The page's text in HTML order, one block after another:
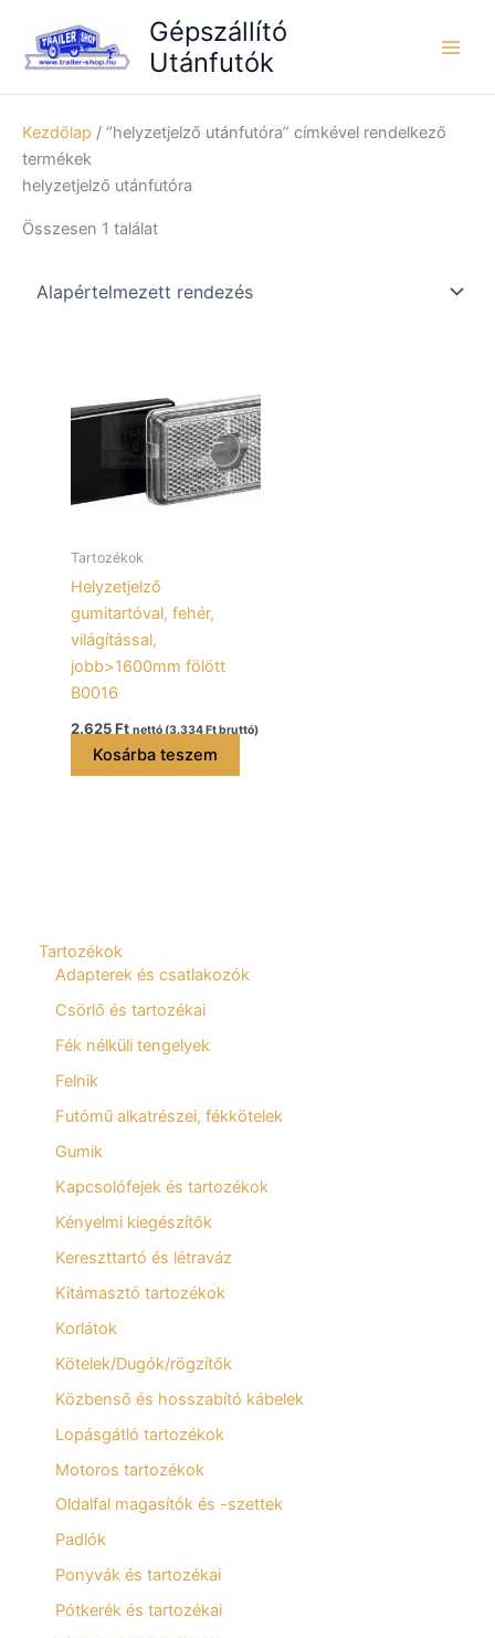
content
Gépszállító
Utánfutók
Tartozékok
Adapterek és csatlakozók
Csörlő és tartozékai
Fék nélküli tengelyek
Felnik
Futómű alkatrészei, fékkötelek
Gumik
Kapcsolófejek és tartozékok
Kényelmi kiegészítők
Kereszttartó és létraváz
Kitámasztó tartozékok
Korlátok
Kötelek/Dugók/rögzítők
Közbenső és hosszabító kábelek
Lopásgátló tartozékok
Motoros tartozékok
Oldalfal magasítók és -szettek
Padlók
Ponyvák és tartozékai
Pótkerék és tartozékai
Kezdőlap / “helyzetjelző utánfutóra” címkével rendelkező
termékek
helyzetjelző utánfutóra
Összesen 1 találat
Tartozékok
Helyzetjelző
gumitartóval, fehér,
világítással,
jobb>1600mm fölött
B0016
2.625Ft nettó (3.334Ftbruttó)
Kosárba teszem